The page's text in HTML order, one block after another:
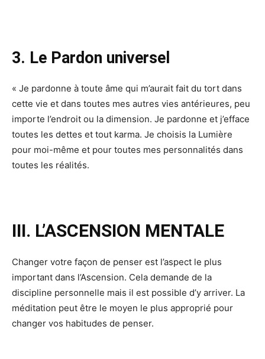
3. Le Pardon universel
« Je pardonne à toute âme qui m’aurait fait du tort dans
cette vie et dans toutes mes autres vies antérieures, peu
importe l’endroit ou la dimension. Je pardonne et j’efface
toutes les dettes et tout karma. Je choisis la Lumière
pour moi-même et pour toutes mes personnalités dans
toutes les réalités.
III. L’ASCENSION MENTALE
Changer votre façon de penser est l’aspect le plus
important dans l’Ascension. Cela demande de la
discipline personnelle mais il est possible d’y arriver. La
méditation peut être le moyen le plus approprié pour
changer vos habitudes de penser.